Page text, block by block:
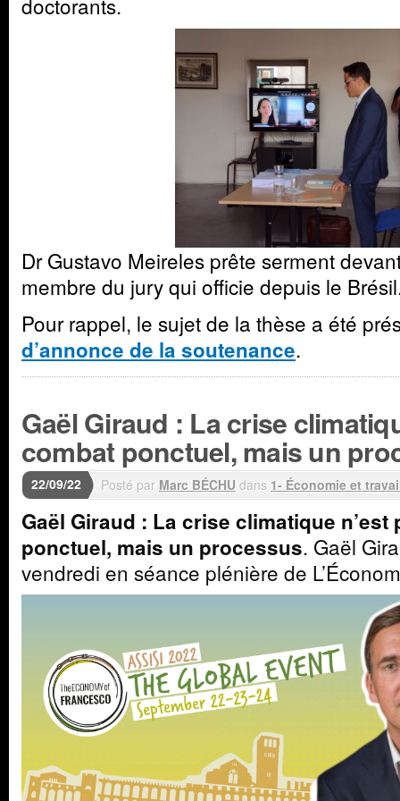
Dr Gustavo Meireles prête serment
membre du jury qui officie depuis le
Pour rappel, le sujet de la thèse a été
d’annonce de la soutenance.
Gaël Giraud : La crise
combat ponctuel, mais un
22/09/22 Posté par Marc BÉCHU dans 1- Économie et
Gaël Giraud : La crise climatique n’est
ponctuel, mais un processus. Gaël
vendredi en séance plénière de